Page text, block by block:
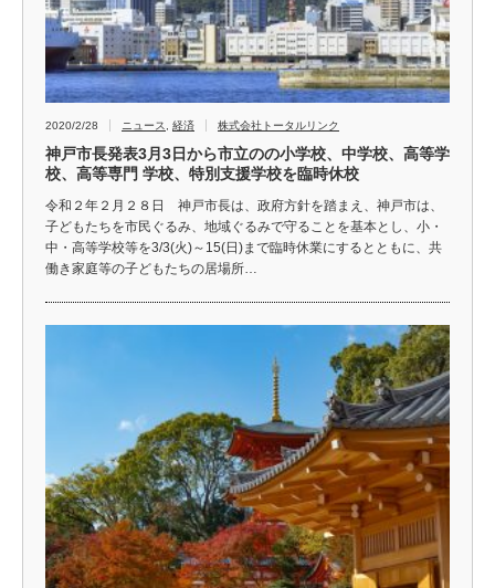
2020/2/28 ニュース 経済 株式会社トータルリンク
神戸市長発表3月3日から市立のの小学校、中学校、高等学
校、高等専門 学校、特別支援学校を臨時休校
令和２年２月２８日 神戸市長は、政府方針を踏まえ、神戸市は、
子どもたちを市民ぐるみ、地域ぐるみで守ることを基本とし、小・
中・高等学校等を3/3(火)～15(日)まで臨時休業にするとともに、共
働き家庭等の子どもたちの居場所…